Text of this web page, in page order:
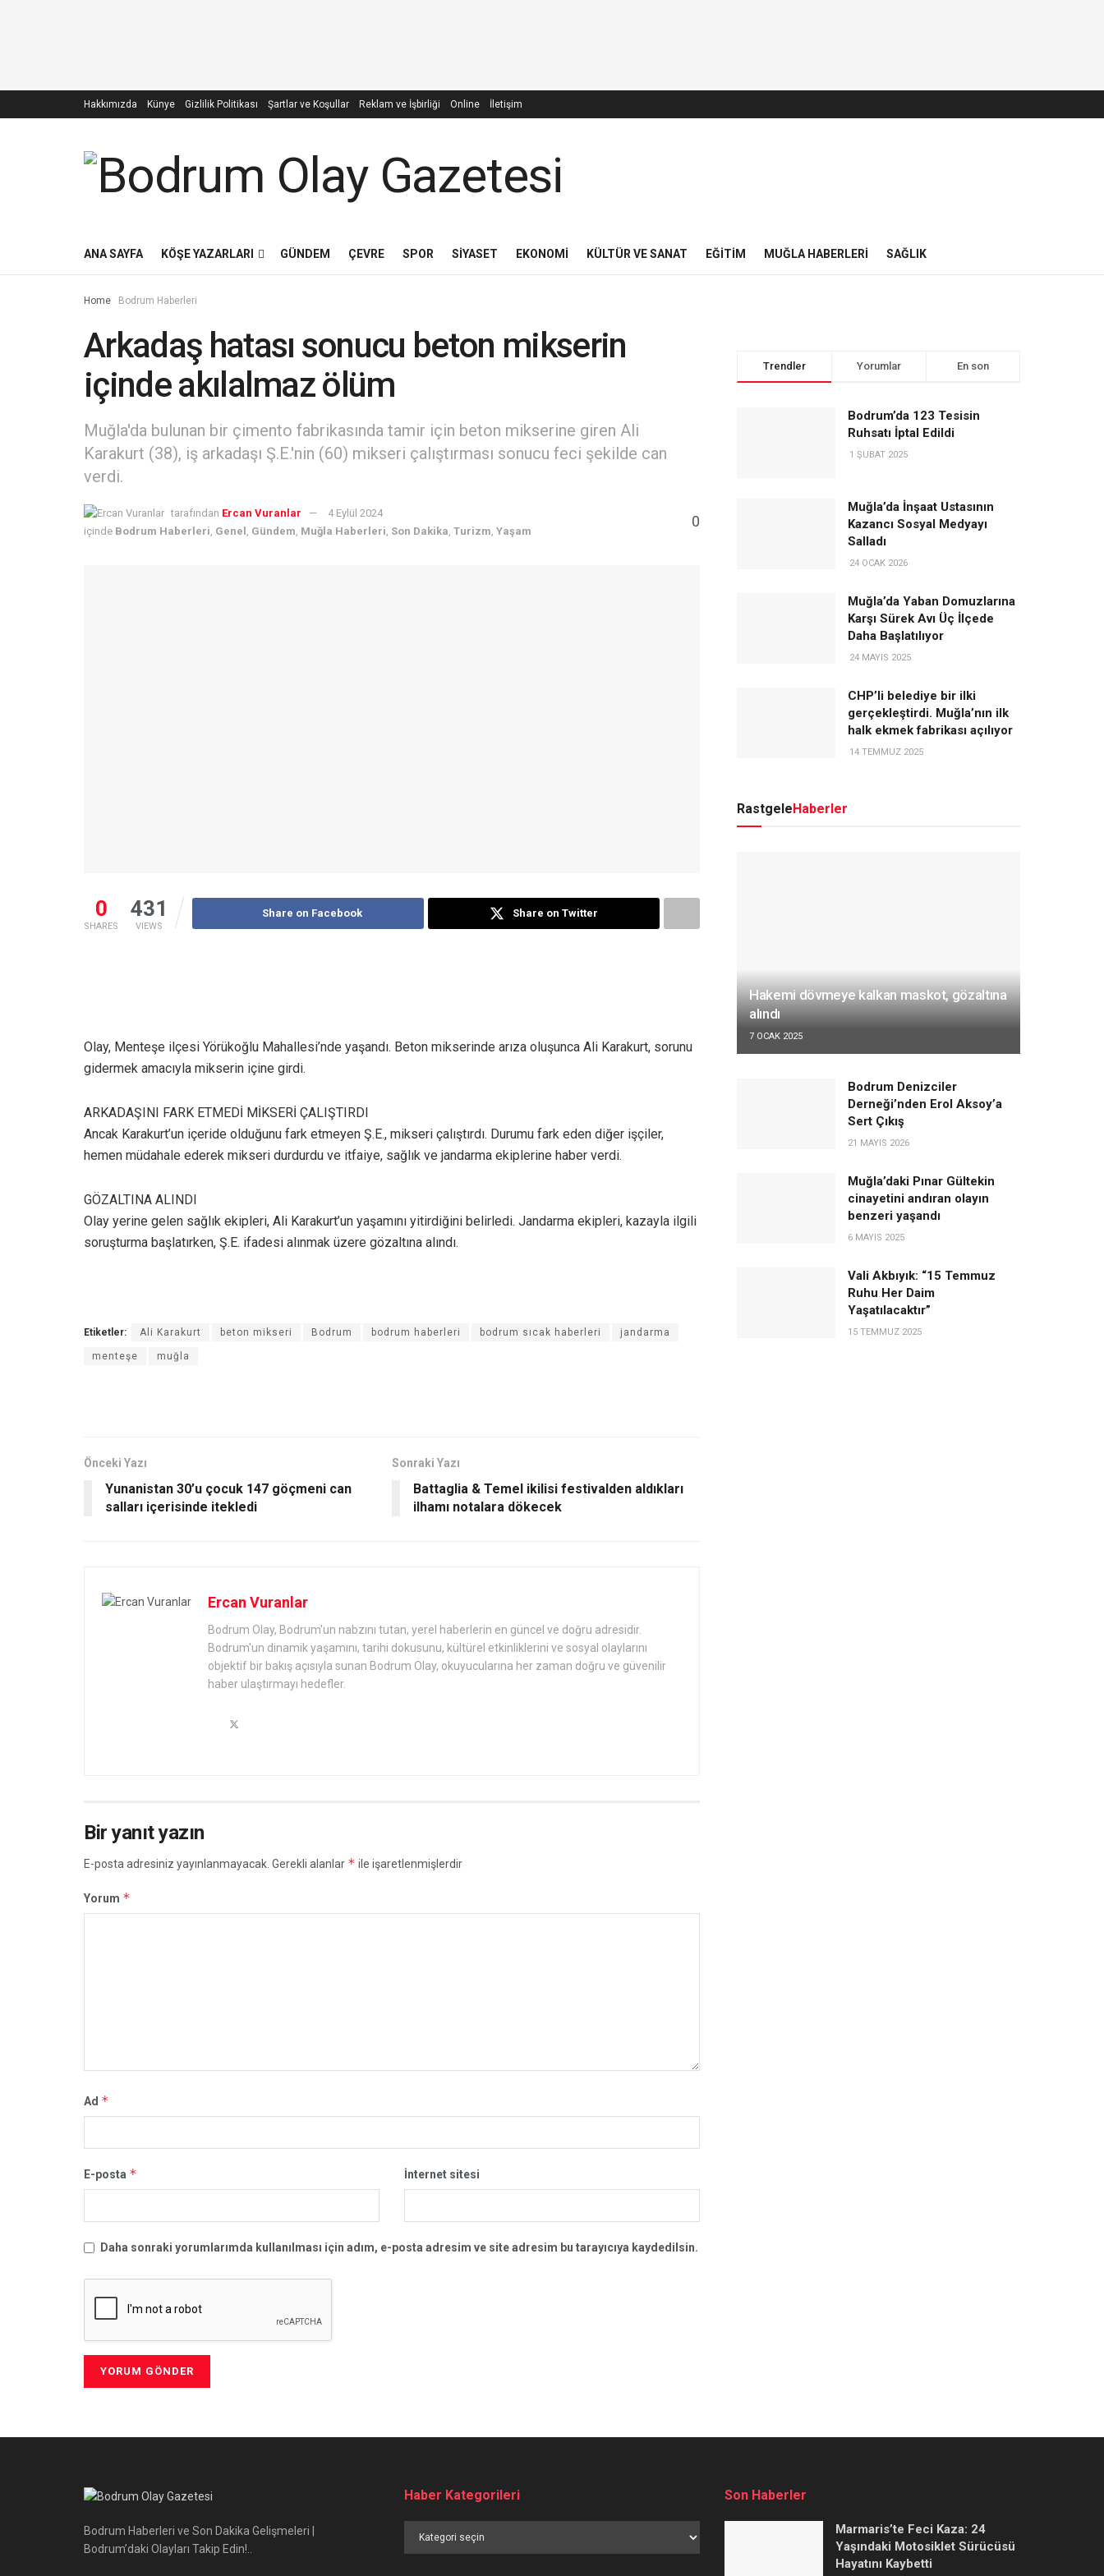
Hakkımızda Künye Gizlilik Politikası Şartlar ve Koşullar Reklam ve İşbirliği Online İletişim
ANA SAYFA KÖŞE YAZARLARI GÜNDEM ÇEVRE SPOR SIYASET EKONOMI KÜLTÜR VE SANAT EĞITIM MUĞLA HABERLERI SAĞLIK
Home Bodrum Haberleri
Arkadaş hatası sonucu beton mikserin
içinde akılalmaz ölüm
Muğla'da bulunan bir çimento fabrikasında tamir için beton mikserine giren Ali
Karakurt (38), iş arkadaşı Ş.E.'nin (60) mikseri çalıştırması sonucu feci şekilde can
verdi.
tarafından Ercan Vuranlar
4 Eylül 2024
içinde Bodrum Haberleri, Genel , Gündem, Muğla Haberleri, Son Dakika, Turizm, Yaşam
0
0
SHARES
431
VIEWS
Share on Facebook Share on Twitter
Olay, Menteşe ilçesi Yörükoğlu Mahallesi’nde yaşandı. Beton mikserinde arıza oluşunca Ali Karakurt, sorunu
gidermek amacıyla mikserin içine girdi.
ARKADAŞINI FARK ETMEDİ MİKSERİ ÇALIŞTIRDI
Ancak Karakurt’un içeride olduğunu fark etmeyen Ş.E., mikseri çalıştırdı. Durumu fark eden diğer işçiler,
hemen müdahale ederek mikseri durdurdu ve itfaiye, sağlık ve jandarma ekiplerine haber verdi.
GÖZALTINA ALINDI
Olay yerine gelen sağlık ekipleri, Ali Karakurt’un yaşamını yitirdiğini belirledi. Jandarma ekipleri, kazayla ilgili
soruşturma başlatırken, Ş.E. ifadesi alınmak üzere gözaltına alındı.
Etiketler: Ali Karakurt beton mikseri Bodrum bodrum haberleri bodrum sıcak haberleri jandarma
menteşe muğla
Önceki Yazı
Yunanistan 30’u çocuk 147 göçmeni can
salları içerisinde itekledi
Sonraki Yazı
Battaglia & Temel ikilisi festivalden aldıkları
ilhamı notalara dökecek
Ercan Vuranlar
Bodrum Olay, Bodrum'un nabzını tutan, yerel haberlerin en güncel ve doğru adresidir.
Bodrum'un dinamik yaşamını, tarihi dokusunu, kültürel etkinliklerini ve sosyal olaylarını
objektif bir bakış açısıyla sunan Bodrum Olay, okuyucularına her zaman doğru ve güvenilir
haber ulaştırmayı hedefler.
Bir yanıt yazın
E-posta adresiniz yayınlanmayacak. Gerekli alanlar * ile işaretlenmişlerdir
Yorum *
Ad *
E-posta * İnternet sitesi
Daha sonraki yorumlarımda kullanılması için adım, e-posta adresim ve site adresim bu tarayıcıya kaydedilsin.
Trendler Yorumlar En son
Bodrum’da 123 Tesisin
Ruhsatı İptal Edildi
1 ŞUBAT 2025
Muğla’da İnşaat Ustasının
Kazancı Sosyal Medyayı
Salladı
24 OCAK 2026
Muğla’da Yaban Domuzlarına
Karşı Sürek Avı Üç İlçede
Daha Başlatılıyor
24 MAYIS 2025
CHP’li belediye bir ilki
gerçekleştirdi. Muğla’nın ilk
halk ekmek fabrikası açılıyor
14 TEMMUZ 2025
RastgeleHaberler
Hakemi dövmeye kalkan maskot, gözaltına
alındı
7 OCAK 2025
Bodrum Denizciler
Derneği’nden Erol Aksoy’a
Sert Çıkış
21 MAYIS 2026
Muğla’daki Pınar Gültekin
cinayetini andıran olayın
benzeri yaşandı
6 MAYIS 2025
Vali Akbıyık: “15 Temmuz
Ruhu Her Daim
Yaşatılacaktır”
15 TEMMUZ 2025
Bodrum Haberleri ve Son Dakika Gelişmeleri |
Bodrum’daki Olayları Takip Edin!..
Haber Kategorileri
Kategorileri
Son Haberler
Marmaris’te Feci Kaza: 24
Yaşındaki Motosiklet Sürücüsü
Hayatını Kaybetti